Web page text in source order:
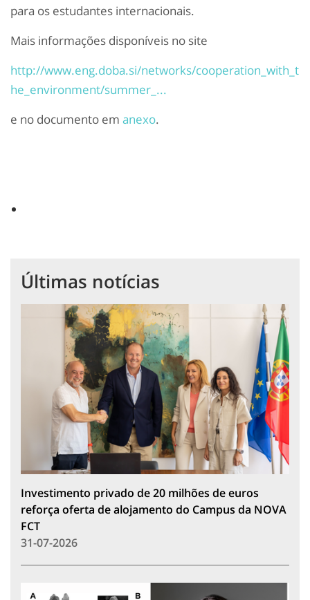
para os estudantes internacionais.
Mais informações disponíveis no site
http://www.eng.doba.si/networks/cooperation_with_t
he_environment/summer_...
e no documento em anexo.
Últimas notícias
Investimento privado de 20 milhões de euros
reforça oferta de alojamento do Campus da NOVA
FCT
31-07-2026